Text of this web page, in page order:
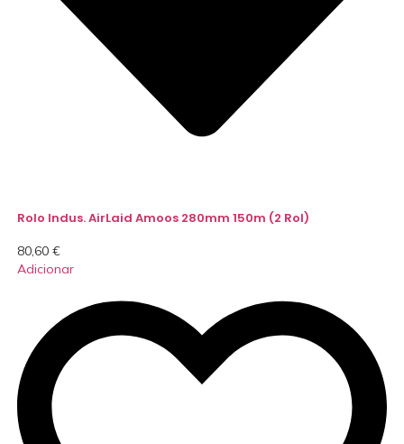
Rolo Indus. AirLaid Amoos 280mm 150m (2 Rol)
80,60 €
Adicionar